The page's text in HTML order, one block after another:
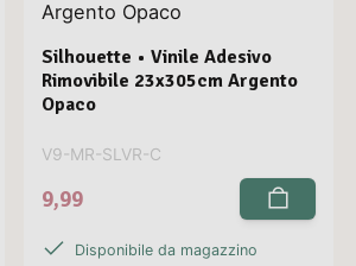
Silhouette • Vinile Adesivo
Rimovibile 23x305cm Argento
Opaco
V9-MR-SLVR-C
9,99
Disponibile da magazzino